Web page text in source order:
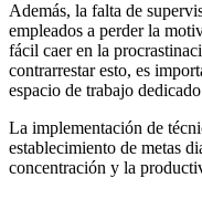
Además, la falta de
empleados a perder la
fácil caer en la
contrarrestar esto, es
espacio de trabajo
La implementación de
establecimiento de metas
concentración y la